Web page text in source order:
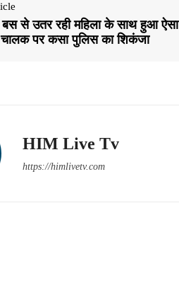
से उतर रही महिला के साथ हुआ ऐसा
पर कसा पुलिस का शिकंजा
HIM Live Tv
https://himlivetv.com